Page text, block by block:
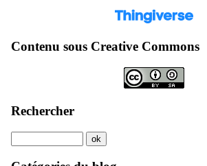
Contenu sous Creative Commons
Rechercher